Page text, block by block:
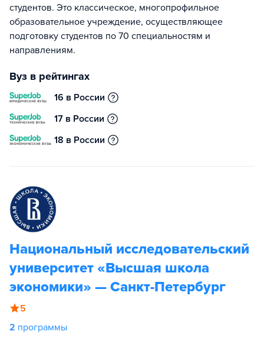
студентов. Это классическое, многопрофильное
образовательное учреждение, осуществляющее
подготовку студентов по 70 специальностям и
направлениям.
Вуз в рейтингах
16 в России
17 в России
18 в России
Национальный исследовательский
университет «Высшая школа
экономики» — Санкт-Петербург
5
2 программы